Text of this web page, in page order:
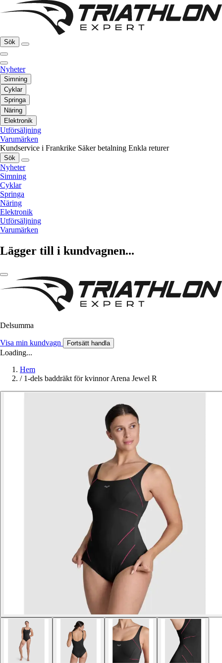
Sök
Nyheter
Simning
Cyklar
Springa
Näring
Elektronik
Utförsäljning
Varumärken
Kundservice i Frankrike Säker betalning Enkla returer
Sök
Nyheter
Simning
Cyklar
Springa
Näring
Elektronik
Utförsäljning
Varumärken
Lägger till i kundvagnen...
Delsumma
Visa min kundvagn Fortsätt handla
Loading...
Hem
/ 1-dels baddräkt för kvinnor Arena Jewel R